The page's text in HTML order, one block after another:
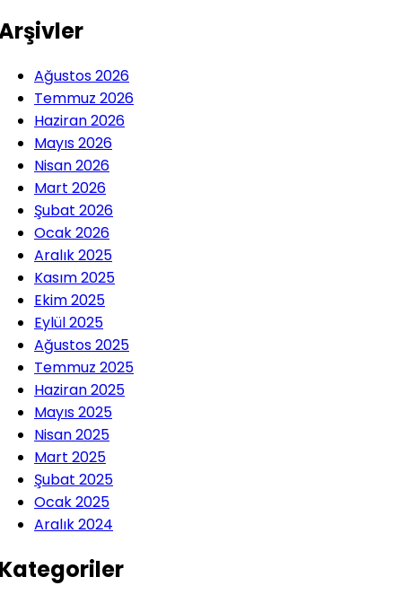
Ağustos 2026
Temmuz 2026
Haziran 2026
Mayıs 2026
Nisan 2026
Mart 2026
Şubat 2026
Ocak 2026
Aralık 2025
Kasım 2025
Ekim 2025
Eylül 2025
Ağustos 2025
Temmuz 2025
Haziran 2025
Mayıs 2025
Nisan 2025
Mart 2025
Şubat 2025
Ocak 2025
Aralık 2024